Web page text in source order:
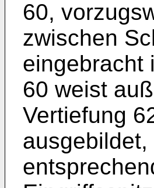
60,
zwischen
eingebracht
60 weist
Vertiefung